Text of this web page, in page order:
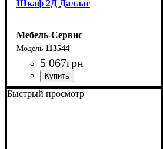
Шкаф 2Д Даллас
Мебель-Сервис
113544
5 067грн
Быстрый просмотр